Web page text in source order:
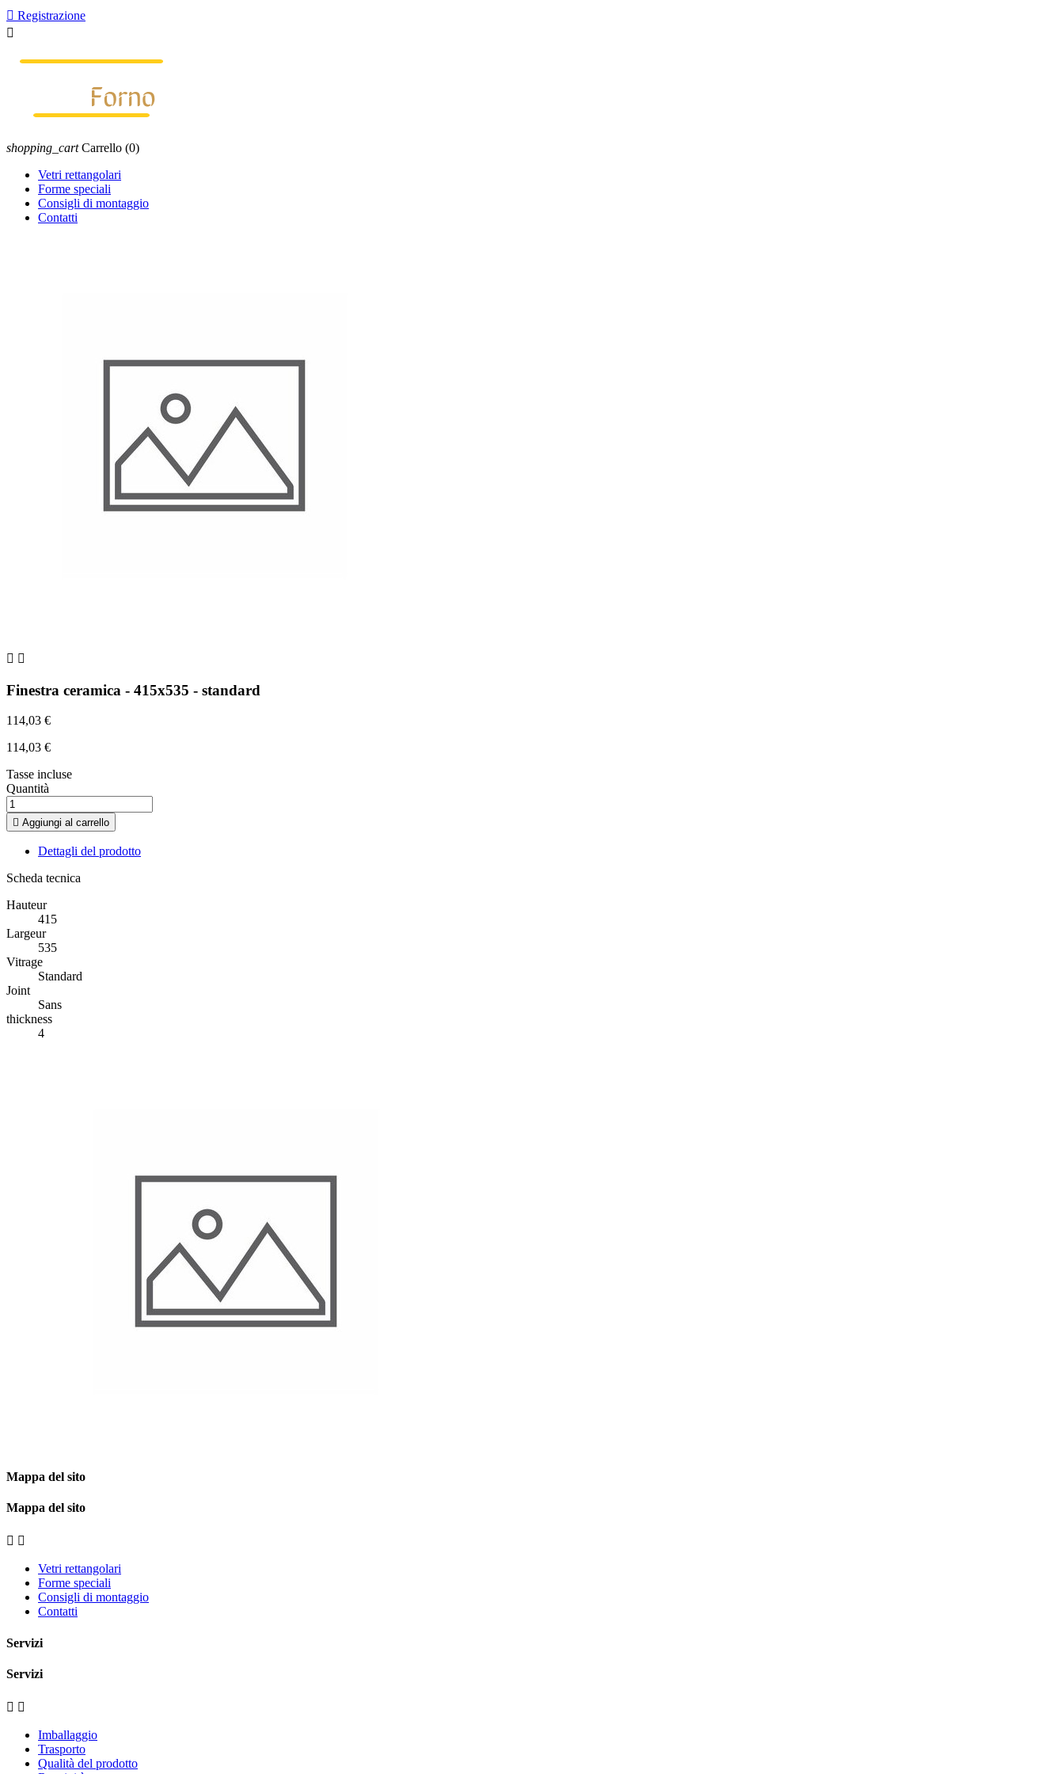
 Registrazione

shopping_cart Carrello (0)
Vetri rettangolari
Forme speciali
Consigli di montaggio
Contatti
 
Finestra ceramica - 415x535 - standard
114,03 €
114,03 €
Tasse incluse
Quantità
 Aggiungi al carrello
Dettagli del prodotto
Scheda tecnica
Hauteur
415
Largeur
535
Vitrage
Standard
Joint
Sans
thickness
4
Mappa del sito
Mappa del sito
 
Vetri rettangolari
Forme speciali
Consigli di montaggio
Contatti
Servizi
Servizi
 
Imballaggio
Trasporto
Qualità del prodotto